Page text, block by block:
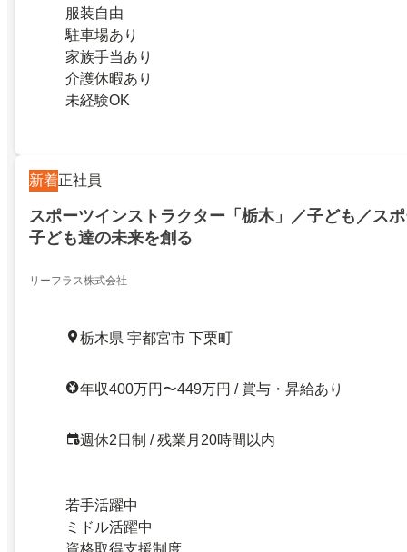
服装自由
駐車場あり
家族手当あり
介護休暇あり
未経験OK
新着正社員
スポーツインストラクター「栃木」／子ども／ス
子ども達の未来を創る
リーフラス株式会社
栃木県 宇都宮市 下栗町
年収400万円〜449万円 / 賞与・昇給あり
週休2日制 / 残業月20時間以内
若手活躍中
ミドル活躍中
資格取得支援制度